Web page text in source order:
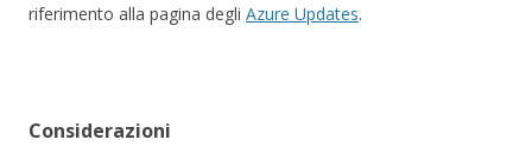
riferimento alla pagina degli Azure Updates.
Considerazioni